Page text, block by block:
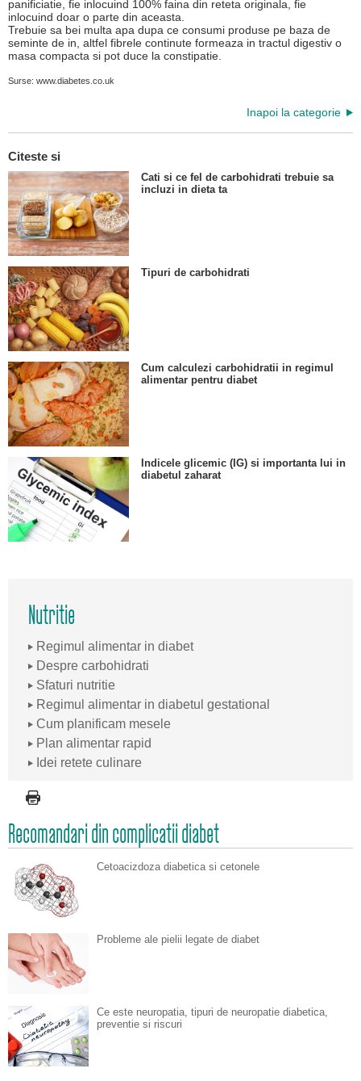
panificiatie, fie inlocuind 100% faina din reteta originala, fie
inlocuind doar o parte din aceasta.
Trebuie sa bei multa apa dupa ce consumi produse pe baza de
seminte de in, altfel fibrele continute formeaza in tractul digestiv o
masa compacta si pot duce la constipatie.
Surse: www.diabetes.co.uk
Inapoi la categorie
Citeste si
Cati si ce fel de carbohidrati trebuie sa
incluzi in dieta ta
Tipuri de carbohidrati
Cum calculezi carbohidratii in regimul
alimentar pentru diabet
Indicele glicemic (IG) si importanta lui in
diabetul zaharat
Nutritie
Regimul alimentar in diabet
Despre carbohidrati
Sfaturi nutritie
Regimul alimentar in diabetul gestational
Cum planificam mesele
Plan alimentar rapid
Idei retete culinare
Recomandari din complicatii diabet
Cetoacizdoza diabetica si cetonele
Probleme ale pielii legate de diabet
Ce este neuropatia, tipuri de neuropatie diabetica,
preventie si riscuri